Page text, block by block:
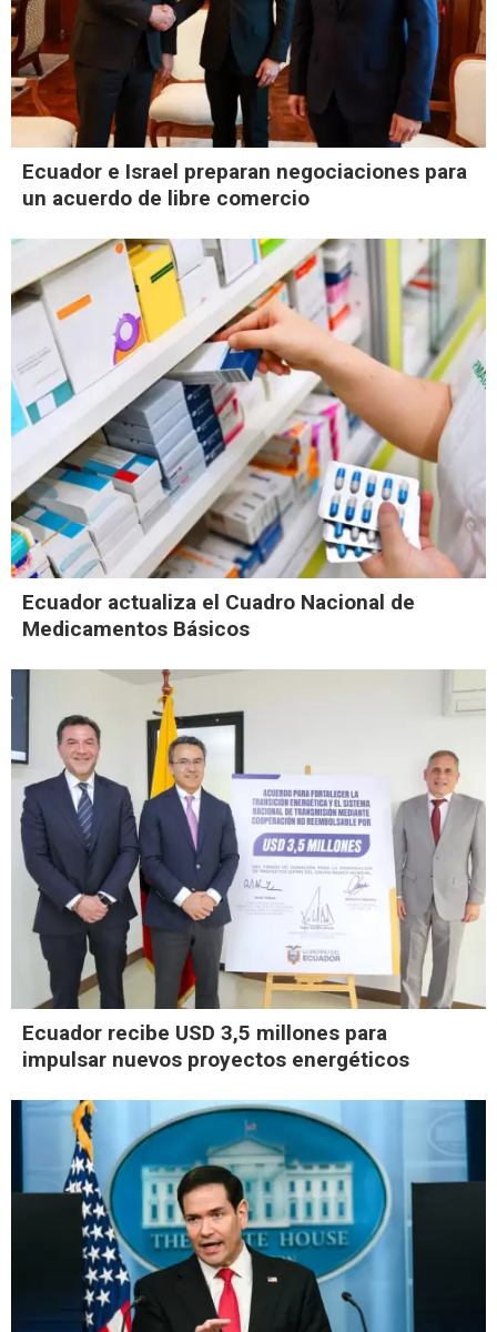
Ecuador e Israel preparan negociaciones para
un acuerdo de libre comercio
Ecuador actualiza el Cuadro Nacional de
Medicamentos Básicos
Ecuador recibe USD 3,5 millones para
impulsar nuevos proyectos energéticos